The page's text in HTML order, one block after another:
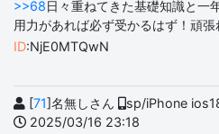
>>68日々重ねてきた基礎知識と一
用力があれば必ず受かるはず！頑張
ID:NjE0MTQwN
[71]名無しさん
sp/iPhone
2025/03/16 23:18